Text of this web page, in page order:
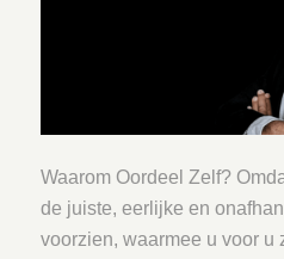
Waarom Oordeel Zelf?
de juiste, eerlijke en
voorzien, waarmee u voor u